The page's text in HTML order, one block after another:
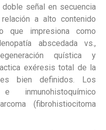
señal en secuencia
a alto contenido
que impresiona como
abscedada vs.,
quística y
exéresis total de la
bien definidos. Los
inmunohistoquímico
(fibrohistiocitoma